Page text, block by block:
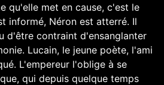
qu'elle met en cause, c'est le
informé, Néron est atterré. Il
d'être contraint d'ensanglanter
Lucain, le jeune poète, l'ami
L'empereur l'oblige à se
qui depuis quelque temps